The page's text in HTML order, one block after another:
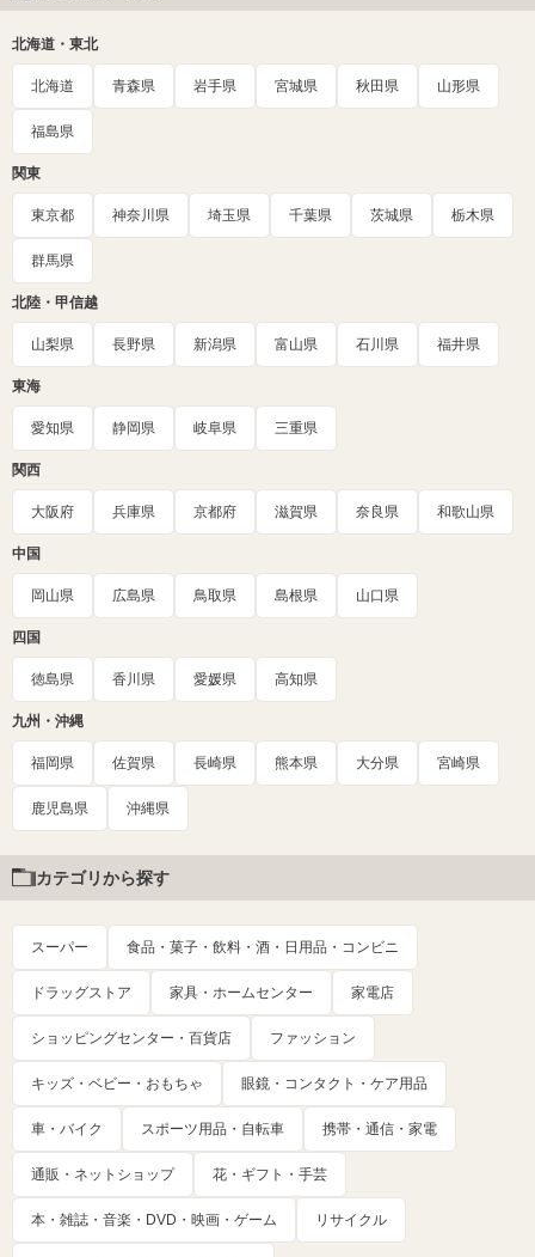
北海道・東北
北海道 青森県 岩手県 宮城県 秋田県 山形県
福島県
関東
東京都 神奈川県 埼玉県 千葉県 茨城県 栃木県
群馬県
北陸・甲信越
山梨県 長野県 新潟県 富山県 石川県 福井県
東海
愛知県 静岡県 岐阜県 三重県
関西
大阪府 兵庫県 京都府 滋賀県 奈良県 和歌山県
中国
岡山県 広島県 鳥取県 島根県 山口県
四国
徳島県 香川県 愛媛県 高知県
九州・沖縄
福岡県 佐賀県 長崎県 熊本県 大分県 宮崎県
鹿児島県 沖縄県
カテゴリから探す
スーパー 食品・菓子・飲料・酒・日用品・コンビニ
ドラッグストア 家具・ホームセンター 家電店
ショッピングセンター・百貨店 ファッション
キッズ・ベビー・おもちゃ 眼鏡・コンタクト・ケア用品
車・バイク スポーツ用品・自転車 携帯・通信・家電
通販・ネットショップ 花・ギフト・手芸
本・雑誌・音楽・DVD・映画・ゲーム リサイクル